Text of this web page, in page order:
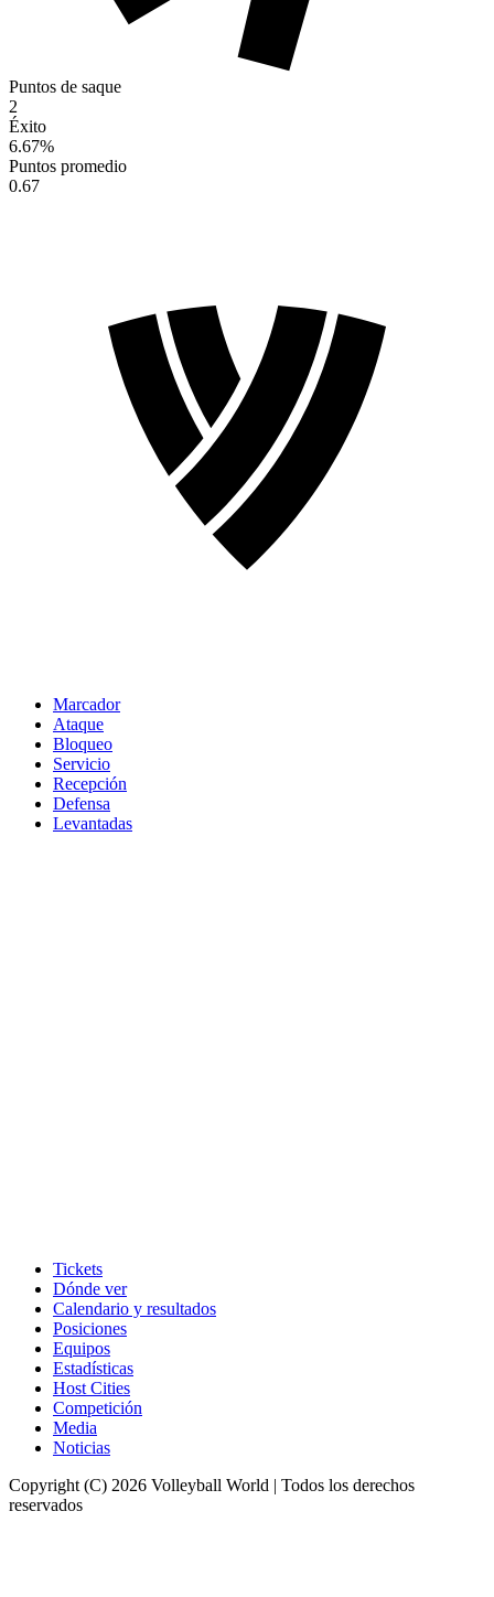
Puntos de saque
2
Éxito
6.67%
Puntos promedio
0.67
Marcador
Ataque
Bloqueo
Servicio
Recepción
Defensa
Levantadas
Tickets
Dónde ver
Calendario y resultados
Posiciones
Equipos
Estadísticas
Host Cities
Competición
Media
Noticias
Copyright (C) 2026 Volleyball World | Todos los derechos
reservados